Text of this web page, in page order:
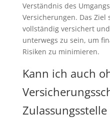
Verständnis des
Versicherungen. Das Ziel
vollständig versichert
unterwegs zu sein, um
Risiken zu minimieren.
Kann ich auch